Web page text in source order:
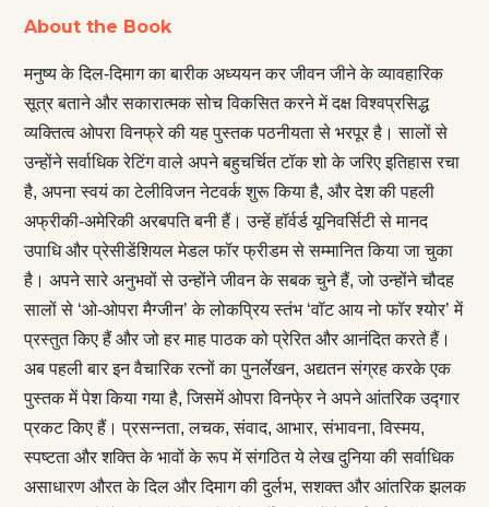
About the Book
मनुष्य के दिल-दिमाग का बारीक अध्ययन कर जीवन जीने के व्यावहारिक
सूत्र बताने और सकारात्मक सोच विकसित करने में दक्ष विश्वप्रसिद्ध
व्यक्तित्व ओपरा विनफ्रे की यह पुस्तक पठनीयता से भरपूर है। सालों से
उन्होंने सर्वाधिक रेटिंग वाले अपने बहुचर्चित टॉक शो के जरिए इतिहास रचा
है, अपना स्वयं का टेलीविजन नेटवर्क शुरू किया है, और देश की पहली
अफ्रीकी-अमेरिकी अरबपति बनी हैं। उन्हें हॉर्वर्ड यूनिवर्सिटी से मानद
उपाधि और प्रेसीडेंशियल मेडल फॉर फ्रीडम से सम्मानित किया जा चुका
है। अपने सारे अनुभवों से उन्होंने जीवन के सबक चुने हैं, जो उन्होंने चौदह
सालों से ‘ओ-ओपरा मैग्जीन’ के लोकप्रिय स्तंभ ‘वॉट आय नो फॉर श्योर’ में
प्रस्तुत किए हैं और जो हर माह पाठक को प्रेरित और आनंदित करते हैं।
अब पहली बार इन वैचारिक रत्नों का पुनर्लेखन, अद्यतन संग्रह करके एक
पुस्तक में पेश किया गया है, जिसमें ओपरा विनफे्र ने अपने आंतरिक उद्गार
प्रकट किए हैं। प्रसन्नता, लचक, संवाद, आभार, संभावना, विस्मय,
स्पष्टता और शक्ति के भावों के रूप में संगठित ये लेख दुनिया की सर्वाधिक
असाधारण औरत के दिल और दिमाग की दुर्लभ, सशक्त और आंतरिक झलक